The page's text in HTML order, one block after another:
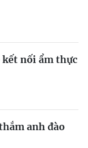
kết nối ẩm thực
anh đào